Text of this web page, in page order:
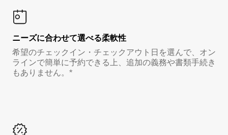
ニーズに合わせて選べる柔軟性
希望のチェックイン・チェックアウト日を選んで、オン
ラインで簡単に予約できる上、追加の義務や書類手続き
もありません。*